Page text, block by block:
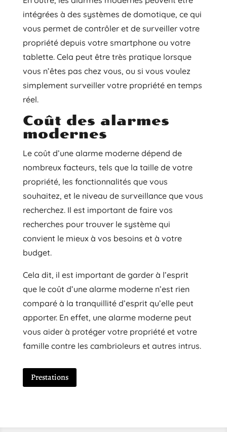
intégrées à des systèmes de domotique, ce qui
vous permet de contrôler et de surveiller votre
propriété depuis votre smartphone ou votre
tablette. Cela peut être très pratique lorsque
vous n’êtes pas chez vous, ou si vous voulez
simplement surveiller votre propriété en temps
réel.
Coût des alarmes
modernes
Le coût d’une alarme moderne dépend de
nombreux facteurs, tels que la taille de votre
propriété, les fonctionnalités que vous
souhaitez, et le niveau de surveillance que vous
recherchez. Il est important de faire vos
recherches pour trouver le système qui
convient le mieux à vos besoins et à votre
budget.
Cela dit, il est important de garder à l’esprit
que le coût d’une alarme moderne n’est rien
comparé à la tranquillité d’esprit qu’elle peut
apporter. En effet, une alarme moderne peut
vous aider à protéger votre propriété et votre
famille contre les cambrioleurs et autres intrus.
Prestations